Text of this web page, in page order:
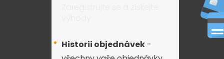
Historii objednávek -